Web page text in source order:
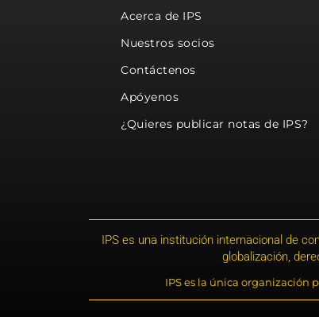
Acerca de IPS
Nuestros socios
Contáctenos
Apóyenos
¿Quieres publicar notas de IPS?
IPS es una institución internacional de
globalización,
IPS es la única organización